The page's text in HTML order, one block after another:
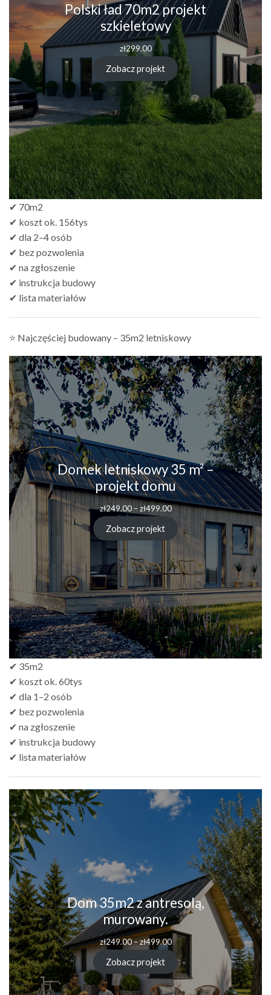
Polski ład 70m2 projekt
szkieletowy
zł299.00
Zobacz projekt
✔ 70m2
✔ koszt ok. 156tys
✔ dla 2–4 osób
✔ bez pozwolenia
✔ na zgłoszenie
✔ instrukcja budowy
✔ lista materiałów
⭐ Najczęściej budowany – 35m2 letniskowy
Domek letniskowy 35 m² –
projekt domu
zł249.00 – zł499.00Zakres
zł249.00
zł499.00
Zobacz projekt
✔ 35m2
✔ koszt ok. 60tys
✔ dla 1–2 osób
✔ bez pozwolenia
✔ na zgłoszenie
✔ instrukcja budowy
✔ lista materiałów
Dom 35m2 z antresolą,
murowany.
zł249.00–zł499.00Zakres
cen:
od
zł249.00
do
zł499.00
Zobacz projekt